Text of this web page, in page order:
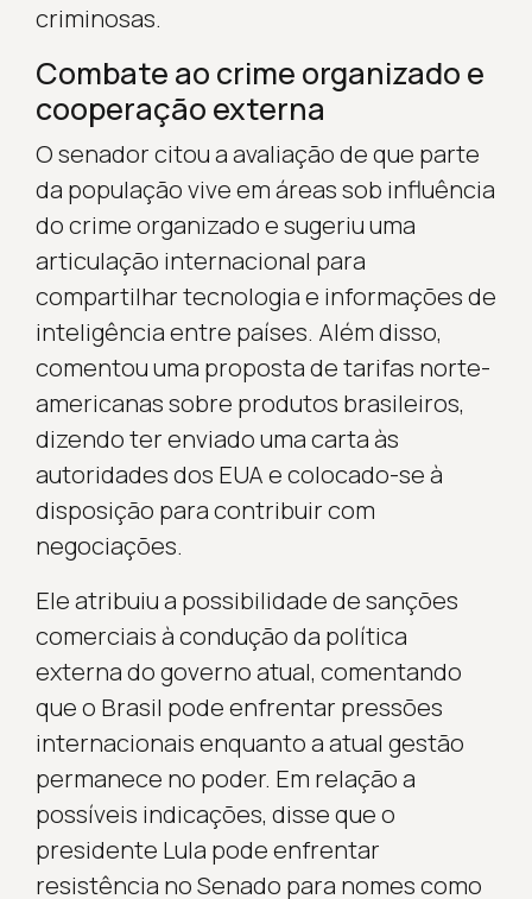
criminosas.
Combate ao crime organizado e
cooperação externa
O senador citou a avaliação de que parte
da população vive em áreas sob influência
do crime organizado e sugeriu uma
articulação internacional para
compartilhar tecnologia e informações de
inteligência entre países. Além disso,
comentou uma proposta de tarifas norte-
americanas sobre produtos brasileiros,
dizendo ter enviado uma carta às
autoridades dos EUA e colocado-se à
disposição para contribuir com
negociações.
Ele atribuiu a possibilidade de sanções
comerciais à condução da política
externa do governo atual, comentando
que o Brasil pode enfrentar pressões
internacionais enquanto a atual gestão
permanece no poder. Em relação a
possíveis indicações, disse que o
presidente Lula pode enfrentar
resistência no Senado para nomes como